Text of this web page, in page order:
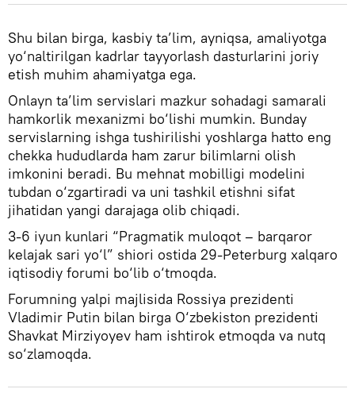
Shu bilan birga, kasbiy ta’lim, ayniqsa, amaliyotga
yo‘naltirilgan kadrlar tayyorlash dasturlarini joriy
etish muhim ahamiyatga ega.
Onlayn ta’lim servislari mazkur sohadagi samarali
hamkorlik mexanizmi bo‘lishi mumkin. Bunday
servislarning ishga tushirilishi yoshlarga hatto eng
chekka hududlarda ham zarur bilimlarni olish
imkonini beradi. Bu mehnat mobilligi modelini
tubdan o‘zgartiradi va uni tashkil etishni sifat
jihatidan yangi darajaga olib chiqadi.
3-6 iyun kunlari “Pragmatik muloqot – barqaror
kelajak sari yo‘l” shiori ostida 29-Peterburg xalqaro
iqtisodiy forumi bo‘lib o‘tmoqda.
Forumning yalpi majlisida Rossiya prezidenti
Vladimir Putin bilan birga O‘zbekiston prezidenti
Shavkat Mirziyoyev ham ishtirok etmoqda va nutq
so‘zlamoqda.